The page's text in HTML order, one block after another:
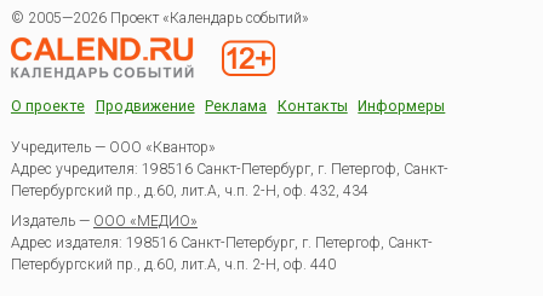
© 2005—2026 Проект «Календарь событий»
О проекте Продвижение Реклама Контакты Информеры
Учредитель — ООО «Квантор»
Адрес учредителя: 198516 Санкт-Петербург, г. Петергоф, Санкт-
Петербургский пр., д.60, лит.А, ч.п. 2-Н, оф. 432, 434
Издатель — ООО «МЕДИО»
Адрес издателя: 198516 Санкт-Петербург, г. Петергоф, Санкт-
Петербургский пр., д.60, лит.А, ч.п. 2-Н, оф. 440